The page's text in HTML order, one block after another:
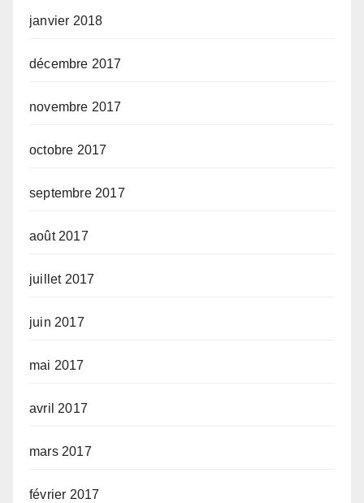
janvier 2018
décembre 2017
novembre 2017
octobre 2017
septembre 2017
août 2017
juillet 2017
juin 2017
mai 2017
avril 2017
mars 2017
février 2017